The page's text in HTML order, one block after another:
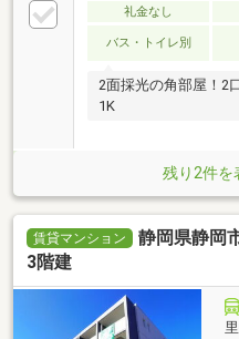
礼金なし
バス・トイレ別
2面採光の角部屋！2
1K
残り2件を
賃貸マンション
静岡県静岡
3階建